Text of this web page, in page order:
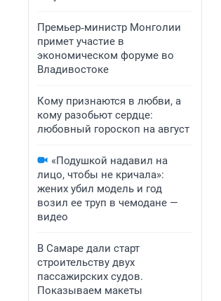
Премьер‑министр Монголии
примет участие в
экономическом форуме во
Владивостоке
Кому признаются в любви, а
кому разобьют сердце:
любовный гороскоп на август
«Подушкой надавил на
лицо, чтобы не кричала»:
жених убил модель и год
возил ее труп в чемодане —
видео
В Самаре дали старт
строительству двух
пассажирских судов.
Показываем макеты